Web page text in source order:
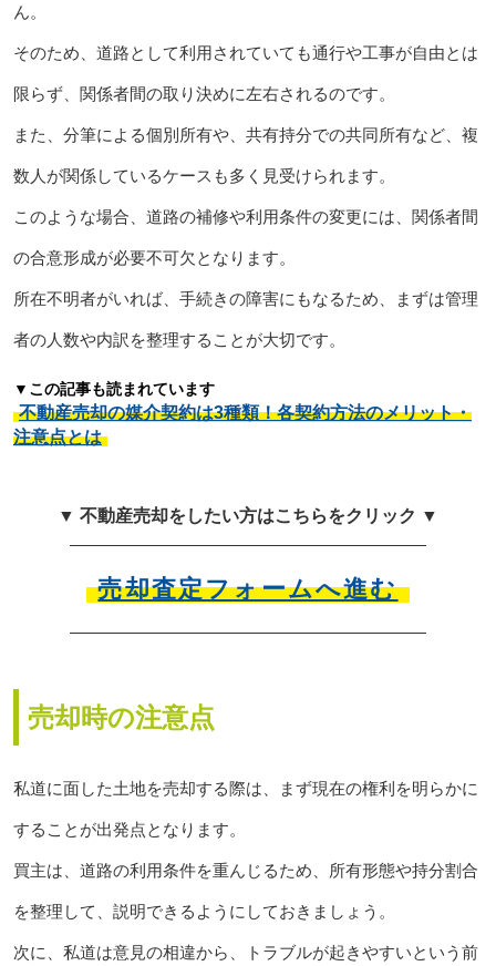
ん。
そのため、道路として利用されていても通行や工事が自由とは
限らず、関係者間の取り決めに左右されるのです。
また、分筆による個別所有や、共有持分での共同所有など、複
数人が関係しているケースも多く見受けられます。
このような場合、道路の補修や利用条件の変更には、関係者間
の合意形成が必要不可欠となります。
所在不明者がいれば、手続きの障害にもなるため、まずは管理
者の人数や内訳を整理することが大切です。
▼この記事も読まれています
不動産売却の媒介契約は3種類！各契約方法のメリット・
注意点とは
▼ 不動産売却をしたい方はこちらをクリック ▼
売却査定フォームへ進む
売却時の注意点
私道に面した土地を売却する際は、まず現在の権利を明らかに
することが出発点となります。
買主は、道路の利用条件を重んじるため、所有形態や持分割合
を整理して、説明できるようにしておきましょう。
次に、私道は意見の相違から、トラブルが起きやすいという前